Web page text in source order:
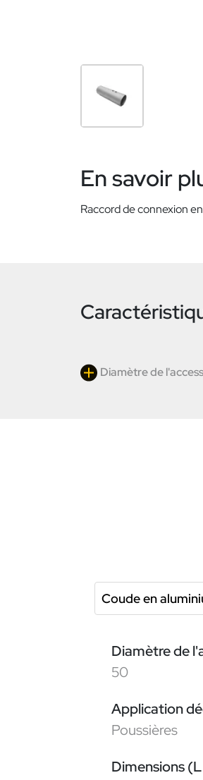
En savoir
Raccord de connexion
Diamètre de
Coude en
Diamètre de
50
Application
Poussières
Dimensions (L